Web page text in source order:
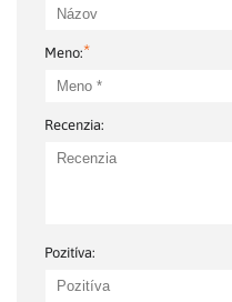
Meno:*
Recenzia:
Pozitíva: